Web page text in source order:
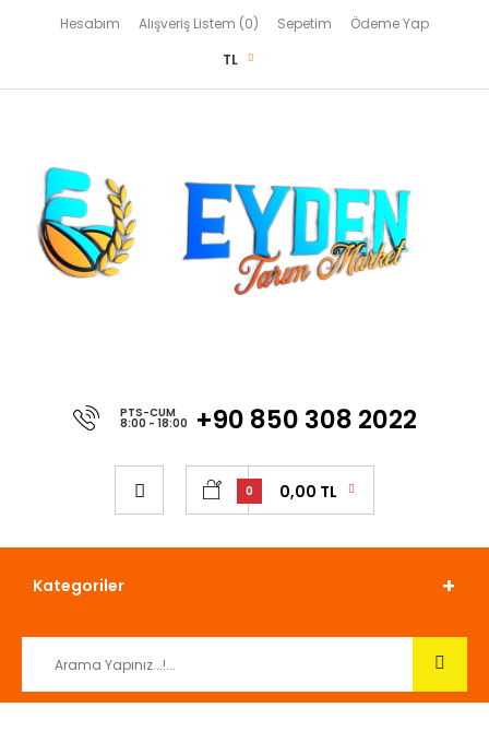
Hesabım Alışveriş Listem (0) Sepetim
Ödeme Yap
TL
PTS-CUM
8:00 - 18:00 +90 850 308 2022
0 0,00 TL
Kategoriler